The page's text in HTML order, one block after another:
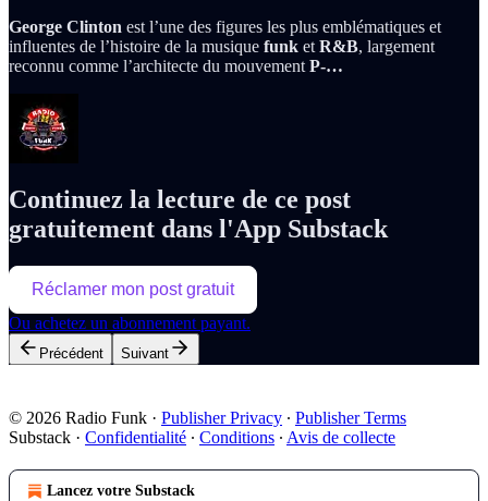
George Clinton est l’une des figures les plus emblématiques et
influentes de l’histoire de la musique funk et R&B, largement
reconnu comme l’architecte du mouvement P-…
Continuez la lecture de ce post
gratuitement dans l'App Substack
Réclamer mon post gratuit
Ou achetez un abonnement payant.
Précédent Suivant
© 2026 Radio Funk · Publisher Privacy ∙ Publisher Terms
Substack · Confidentialité ∙ Conditions ∙ Avis de collecte
Lancez votre Substack